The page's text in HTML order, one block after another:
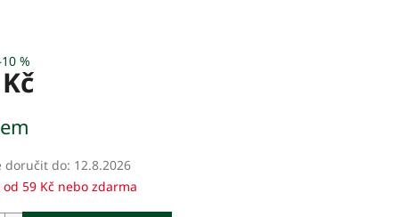
%
doručit do: 12.8.2026
od 59 Kč nebo zdarma